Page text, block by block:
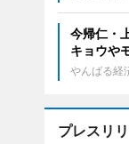
今帰仁・
キョウや
やんばる経
プレスリ